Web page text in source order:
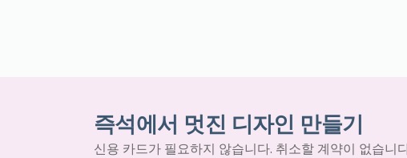
즉석에서 멋진 디자인 만들기
신용 카드가 필요하지 않습니다. 취소할 계약이 없습니